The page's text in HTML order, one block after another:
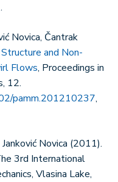
Novica, Čantrak
and Non-
Flows, Proceedings in
12.
pamm.201210237,
Novica (2011).
3rd International
Vlasina Lake,